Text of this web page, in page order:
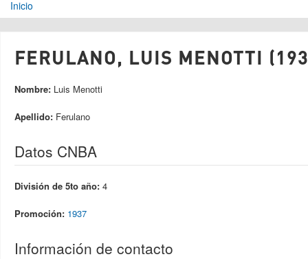
Se encuentra usted aquí
Inicio
FERULANO, LUIS MENOTTI
Nombre: Luis Menotti
Apellido: Ferulano
Datos CNBA
División de 5to año: 4
Promoción: 1937
Información de contacto